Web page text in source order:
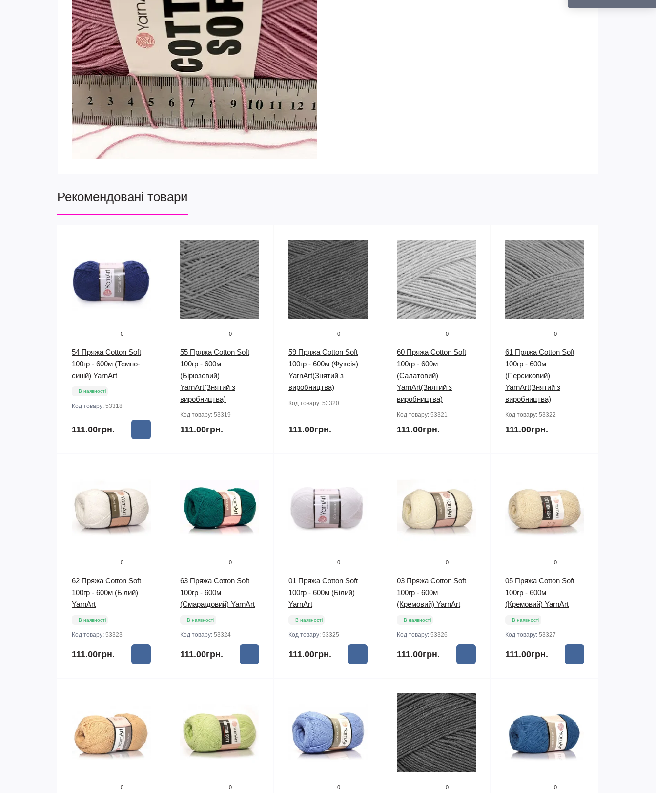
Рекомендовані товари
0
54 Пряжа Cotton Soft
100гр - 600м (Темно-
синій) YarnArt
В наявності
Код товару: 53318
111.00грн.
0
55 Пряжа Cotton Soft
100гр - 600м
(Бірюзовий)
YarnArt(Знятий з
виробництва)
Код товару: 53319
111.00грн.
0
59 Пряжа Cotton Soft
100гр - 600м (Фуксія)
YarnArt(Знятий з
виробництва)
Код товару: 53320
111.00грн.
0
60 Пряжа Cotton Soft
100гр - 600м
(Салатовий)
YarnArt(Знятий з
виробництва)
Код товару: 53321
111.00грн.
0
61 Пряжа Cotton Soft
100гр - 600м
(Персиковий)
YarnArt(Знятий з
виробництва)
Код товару: 53322
111.00грн.
0
62 Пряжа Cotton Soft
100гр - 600м (Білий)
YarnArt
В наявності
Код товару: 53323
111.00грн.
0
63 Пряжа Cotton Soft
100гр - 600м
(Смарагдовий) YarnArt
В наявності
Код товару: 53324
111.00грн.
0
01 Пряжа Cotton Soft
100гр - 600м (Білий)
YarnArt
В наявності
Код товару: 53325
111.00грн.
0
03 Пряжа Cotton Soft
100гр - 600м
(Кремовий) YarnArt
В наявності
Код товару: 53326
111.00грн.
0
05 Пряжа Cotton Soft
100гр - 600м
(Кремовий) YarnArt
В наявності
Код товару: 53327
111.00грн.
0 0 0 0 0